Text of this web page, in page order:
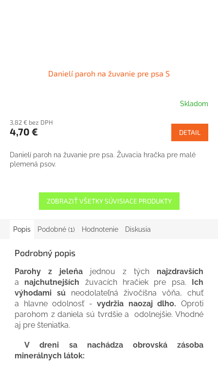
Danielí paroh na žuvanie pre psa S
Skladom
3,82 € bez DPH
4,70 € DETAIL
Danielí paroh na žuvanie pre psa. Žuvacia hračka pre malé
plemená psov.
ZOBRAZIŤ VŠETKY SÚVISIACE PRODUKTY
Popis Podobné (1) Hodnotenie Diskusia
Podrobný popis
Parohy z jeleňa jednou z tých najzdravších
a najchutnejších žuvacích hračiek pre psa. Ich
výhodami sú neodolateľná živočíšna vôňa, chuť
a hlavne odolnosť -vydržia naozaj dlho.Oproti
parohom z daniela sú tvrdšie a odolnejšie. Vhodné
aj pre šteniatka.
V dreni sa nachádza obrovská zásoba
minerálnych látok: